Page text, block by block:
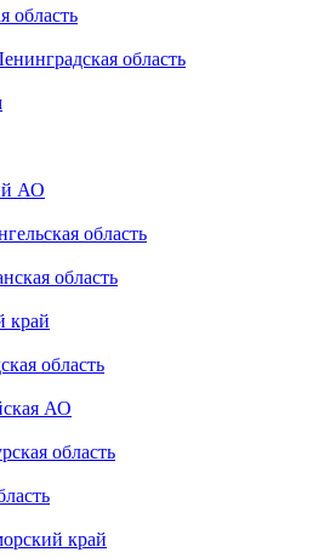
область
область
АО
область
область
край
область
АО
область
край